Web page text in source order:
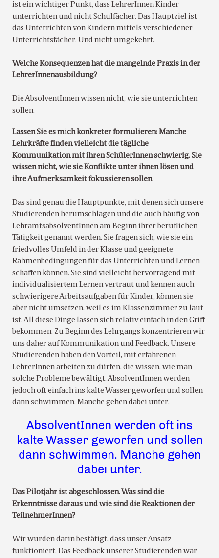
ist ein wichtiger Punkt, dass LehrerInnen Kinder
unterrichten und nicht Schulfächer. Das Hauptziel ist
das Unterrichten von Kindern mittels verschiedener
Unterrichtsfächer. Und nicht umgekehrt.
Welche Konsequenzen hat die mangelnde Praxis in der
LehrerInnenausbildung?
Die AbsolventInnen wissen nicht, wie sie unterrichten
sollen.
Lassen Sie es mich konkreter formulieren: Manche
Lehrkräfte finden vielleicht die tägliche
Kommunikation mit ihren SchülerInnen schwierig. Sie
wissen nicht, wie sie Konflikte unter ihnen lösen und
ihre Aufmerksamkeit fokussieren sollen.
Das sind genau die Hauptpunkte, mit denen sich unsere
Studierenden herumschlagen und die auch häufig von
LehramtsabsolventInnen am Beginn ihrer beruflichen
Tätigkeit genannt werden. Sie fragen sich, wie sie ein
friedvolles Umfeld in der Klasse und geeignete
Rahmenbedingungen für das Unterrichten und Lernen
schaffen können. Sie sind vielleicht hervorragend mit
individualisiertem Lernen vertraut und kennen auch
schwierigere Arbeitsaufgaben für Kinder, können sie
aber nicht umsetzen, weil es im Klassenzimmer zu laut
ist. All diese Dinge lassen sich relativ einfach in den Griff
bekommen. Zu Beginn des Lehrgangs konzentrieren wir
uns daher auf Kommunikation und Feedback. Unsere
Studierenden haben den Vorteil, mit erfahrenen
LehrerInnen arbeiten zu dürfen, die wissen, wie man
solche Probleme bewältigt. AbsolventInnen werden
jedoch oft einfach ins kalte Wasser geworfen und sollen
dann schwimmen. Manche gehen dabei unter.
AbsolventInnen werden oft ins
kalte Wasser geworfen und sollen
dann schwimmen. Manche gehen
dabei unter.
Das Pilotjahr ist abgeschlossen. Was sind die
Erkenntnisse daraus und wie sind die Reaktionen der
TeilnehmerInnen?
Wir wurden darin bestätigt, dass unser Ansatz
funktioniert. Das Feedback unserer Studierenden war